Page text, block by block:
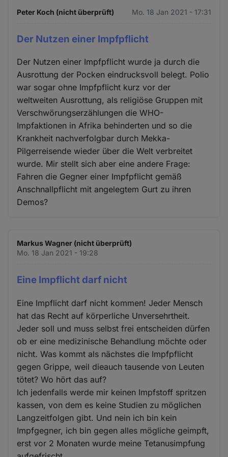
Peter Koch (nicht überprüft) Mo. 18 Jan 2021 - 17:31
Der Nutzen einer Impfpflicht
Der Nutzen einer Impfpflicht wurde ja durch die
Ausrottung der Pocken eindrucksvoll belegt. Polio
war sogar ohne Impfpflicht kurz vor der
weltweiten Ausrottung, als religiöse Gruppen mit
Verschwörungserzählungen die WHO-
Impfaktionen in Afrika behinderten und so die
Krankheit nachverfolgbar durch Mekka-
Pilgerreisende wieder über die Welt verbreitet
wurde. Mir stellt sich aber eine andere Frage:
Fahren die Gegner einer Impfpflicht gemäß
Anschnallpflicht mit angelegtem Gurt zu ihren
Demos?
Markus Wagner (nicht überprüft)
Mo. 18 Jan 2021 - 19:28
Eine Impflicht darf nicht
Eine Impflicht darf nicht kommen! Jeder Mensch
hat das Recht auf körperliche Unversehrtheit.
Jeder soll und muss selbst frei entscheiden dürfen
ob er eine medizinische Behandlung möchte oder
nicht. Was kommt als nächstes die Impfpflicht
gegen Grippe, weil dieauch tausende von Leuten
tötet? Wo hört das auf?
Ich jedenfalls werde mir keinen Impfstoff spritzen
kassen, von dem es keine Studien zu möglichen
Langzeitfolgen gibt. Und nein ich bin kein
Impfgegner, ich bin gegen alles mögliche geimpft,
erst vor 2 Monaten wurde meine Tetanusimpfung